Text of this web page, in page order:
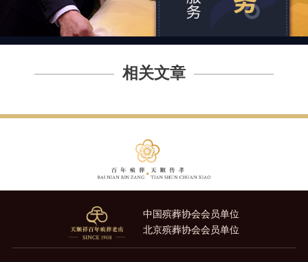
相关文章
中国殡葬协会会员单位
北京殡葬协会会员单位